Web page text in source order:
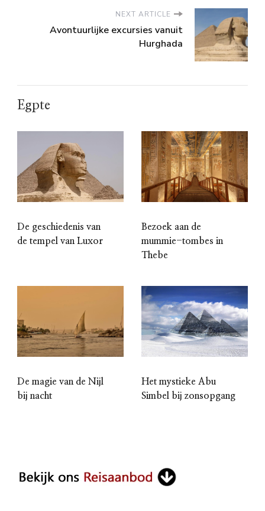
NEXT ARTICLE
Avontuurlijke excursies vanuit
Hurghada
Egpte
De geschiedenis van
de tempel van Luxor
Bezoek aan de
mummie-tombes in
Thebe
De magie van de Nijl
bij nacht
Het mystieke Abu
Simbel bij zonsopgang